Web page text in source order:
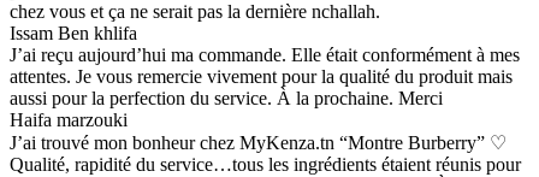
chez vous et ça ne serait pas la dernière nchallah.
Issam Ben khlifa
J’ai reçu aujourd’hui ma commande. Elle était conformément à mes
attentes. Je vous remercie vivement pour la qualité du produit mais
aussi pour la perfection du service. À la prochaine. Merci
Haifa marzouki
J’ai trouvé mon bonheur chez MyKenza.tn “Montre Burberry” ♡
Qualité, rapidité du service…tous les ingrédients étaient réunis pour